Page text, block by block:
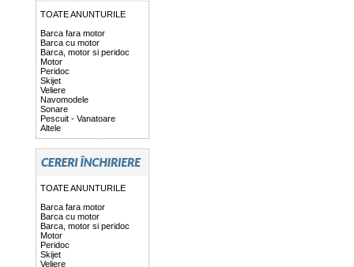
TOATE ANUNTURILE
Barca fara motor
Barca cu motor
Barca, motor si peridoc
Motor
Peridoc
Skijet
Veliere
Navomodele
Sonare
Pescuit - Vanatoare
Altele
TOATE ANUNTURILE
Barca fara motor
Barca cu motor
Barca, motor si peridoc
Motor
Peridoc
Skijet
Veliere